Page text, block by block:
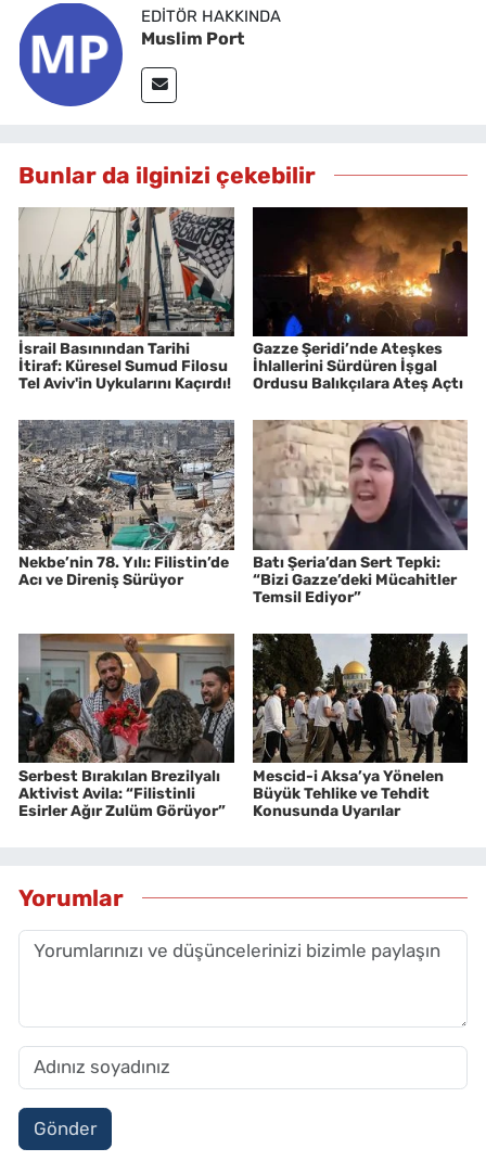
EDITÖR HAKKINDA
Muslim Port
Bunlar da ilginizi çekebilir
İsrail Basınından Tarihi
İtiraf: Küresel Sumud Filosu
Tel Aviv'in Uykularını Kaçırdı!
Gazze Şeridi’nde Ateşkes
İhlallerini Sürdüren İşgal
Ordusu Balıkçılara Ateş Açtı
Nekbe’nin 78. Yılı: Filistin’de
Acı ve Direniş Sürüyor
Batı Şeria’dan Sert Tepki:
“Bizi Gazze’deki Mücahitler
Temsil Ediyor”
Serbest Bırakılan Brezilyalı
Aktivist Avila: “Filistinli
Esirler Ağır Zulüm Görüyor”
Mescid-i Aksa’ya Yönelen
Büyük Tehlike ve Tehdit
Konusunda Uyarılar
Yorumlar
Gönder